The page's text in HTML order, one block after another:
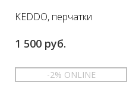
KEDDO, перчатки
1 500 руб.
-2% ONLINE